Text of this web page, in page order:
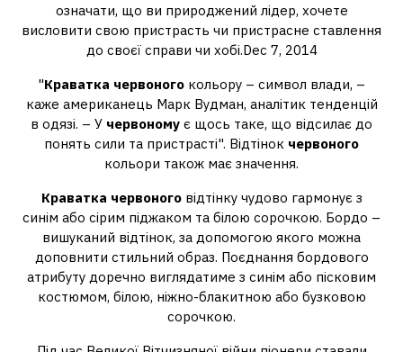
означати, що ви природжений лідер, хочете
висловити свою пристрасть чи пристрасне ставлення
до своєї справи чи хобі.Dec 7, 2014
"Краватка червоного кольору – символ влади, –
каже американець Марк Вудман, аналітик тенденцій
в одязі. – У червоному є щось таке, що відсилає до
понять сили та пристрасті". Відтінок червоного
кольори також має значення.
Краватка червоноговідтінку чудово гармонує з
синім або сірим піджаком та білою сорочкою. Бордо –
вишуканий відтінок, за допомогою якого можна
доповнити стильний образ. Поєднання бордового
атрибуту доречно виглядатиме з синім або пісковим
костюмом, білою, ніжно-блакитною або бузковою
сорочкою.